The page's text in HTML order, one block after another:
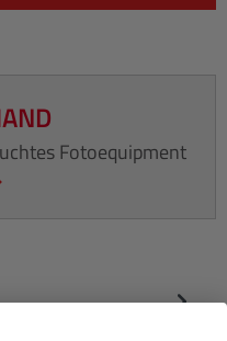
Fotoequipment